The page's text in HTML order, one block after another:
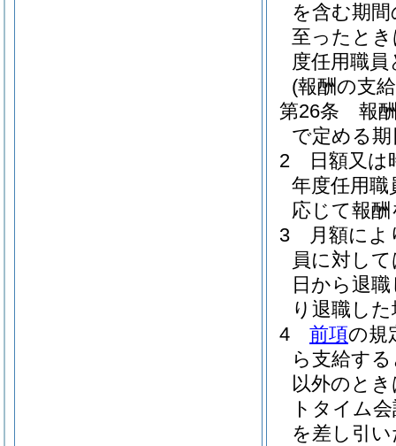
を含む期
至ったと
度任用職
(報酬の支
第26条
報
で定める
2
日額又
年度任用
応じて報
3
月額に
員に対し
日から退
り退職し
4
前項の規
ら支給す
以外のと
トタイム
を差し引